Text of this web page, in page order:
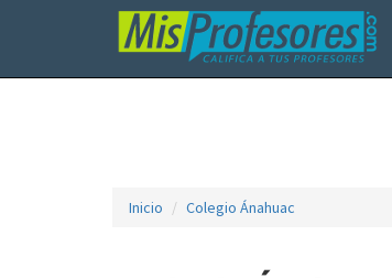
Inicio Colegio Ánahuac